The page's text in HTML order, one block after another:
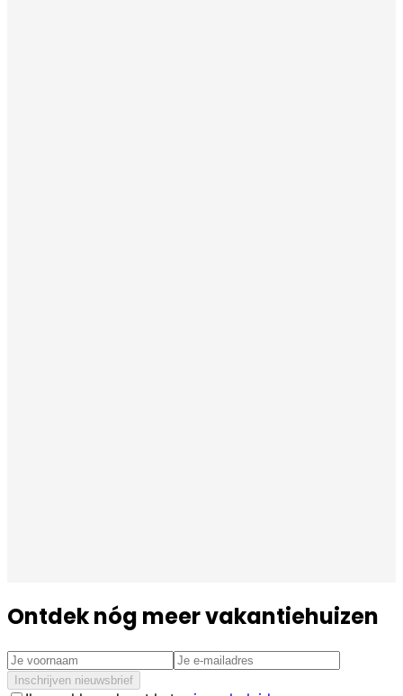
Ontdek nóg meer vakantiehuizen
Inschrijven nieuwsbrief